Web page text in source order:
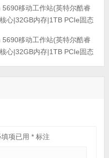
移动工作站(英特尔酷睿
心|32GB内存|1TB PCIe固态
移动工作站(英特尔酷睿
心|32GB内存|1TB PCIe固态
填项已用 *标注